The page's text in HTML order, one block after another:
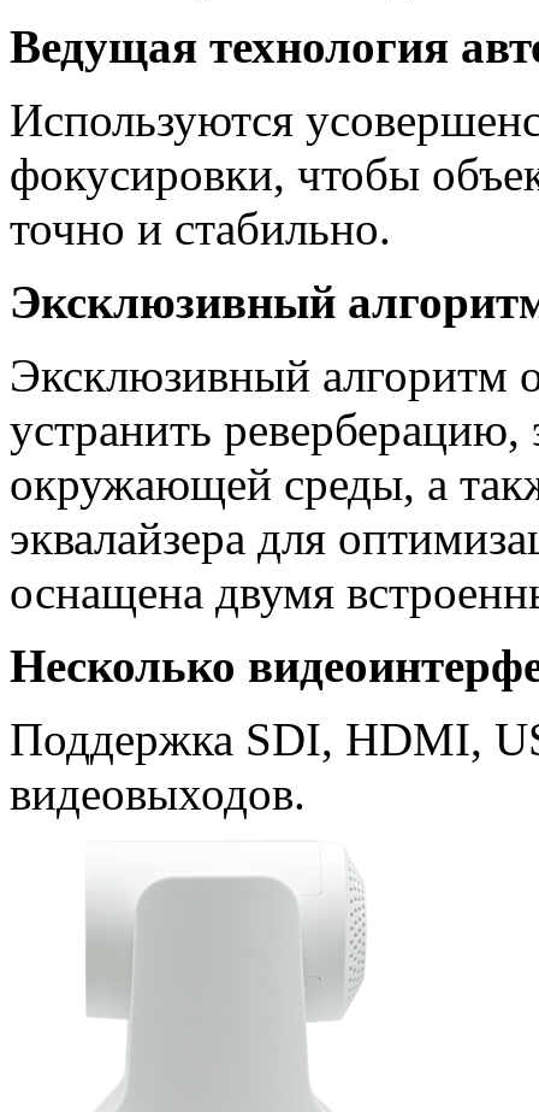
Ведущая технология
Используются
фокусировки, чтобы
точно и стабильно.
Эксклюзивный
Эксклюзивный алгоритм
устранить
окружающей среды, а
эквалайзера для
оснащена двумя
Несколько
Поддержка SDI, HDMI,
видеовыходов.